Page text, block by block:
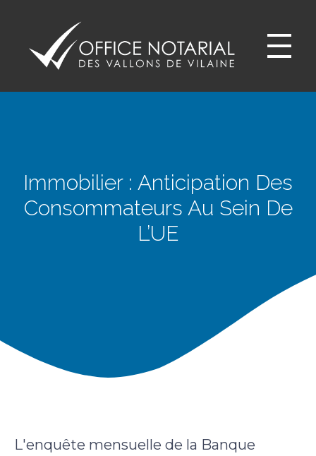
Immobilier : Anticipation Des
Consommateurs Au Sein De
L’UE
L'enquête mensuelle de la Banque